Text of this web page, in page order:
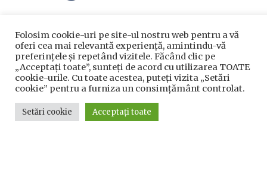
Utile
Utile
Folosim cookie-uri pe site-ul nostru web pentru a vă
oferi cea mai relevantă experiență, amintindu-vă
preferințele și repetând vizitele. Făcând clic pe
„Acceptați toate”, sunteți de acord cu utilizarea TOATE
cookie-urile. Cu toate acestea, puteți vizita „Setări
cookie” pentru a furniza un consimțământ controlat.
Setări cookie Acceptați toate